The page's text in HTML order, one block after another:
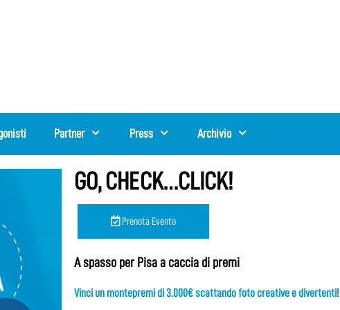
Partner Press Archivio
GO, CHECK…CLICK!
Prenota Evento
A spasso per Pisa a caccia di premi
Vinci un montepremi di 3.000€ scattando foto creative e divertenti!